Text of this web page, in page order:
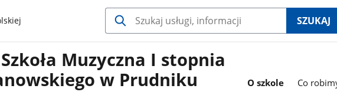
SZUKAJ
Muzyczna I stopnia
w Prudniku
O szkole Co